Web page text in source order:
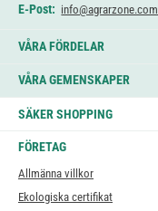
E-Post: info@agrarzone.com
VÅRA FÖRDELAR
VÅRA GEMENSKAPER
SÄKER SHOPPING
FÖRETAG
Allmänna villkor
Ekologiska certifikat